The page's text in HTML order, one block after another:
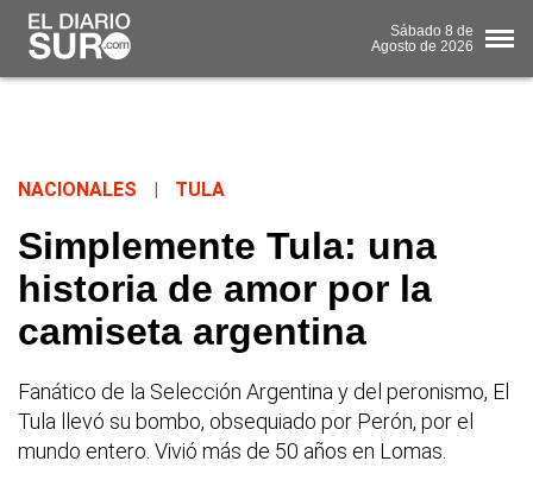
Sábado 8 de
Agosto de 2026
NACIONALES TULA
Simplemente Tula: una
historia de amor por la
camiseta argentina
Fanático de la Selección Argentina y del peronismo, El
Tula llevó su bombo, obsequiado por Perón, por el
mundo entero. Vivió más de 50 años en Lomas.